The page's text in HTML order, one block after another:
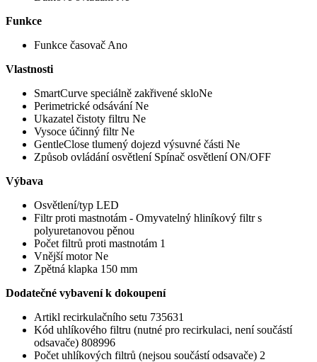
Funkce
Funkce časovač Ano
Vlastnosti
SmartCurve speciálně zakřivené skloNe
Perimetrické odsávání Ne
Ukazatel čistoty filtru Ne
Vysoce účinný filtr Ne
GentleClose tlumený dojezd výsuvné části Ne
Způsob ovládání osvětlení Spínač osvětlení ON/OFF
Výbava
Osvětlení/typ LED
Filtr proti mastnotám - Omyvatelný hliníkový filtr s
polyuretanovou pěnou
Počet filtrů proti mastnotám 1
Vnější motor Ne
Zpětná klapka 150 mm
Dodatečné vybavení k dokoupení
Artikl recirkulačního setu 735631
Kód uhlíkového filtru (nutné pro recirkulaci, není součástí
odsavače) 808996
Počet uhlíkových filtrů (nejsou součástí odsavače) 2